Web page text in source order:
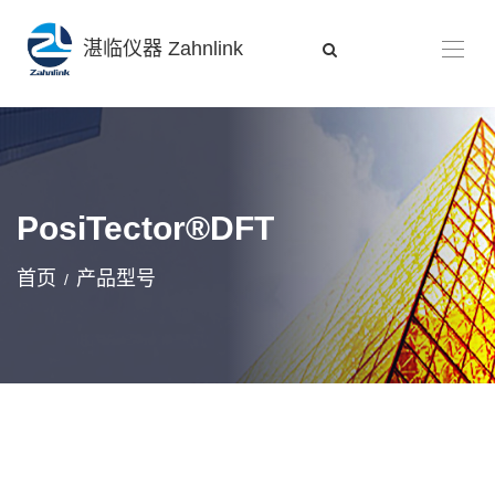
湛临仪器 Zahnlink
PosiTector®DFT
首页 产品型号